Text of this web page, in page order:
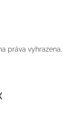
práva vyhrazena.